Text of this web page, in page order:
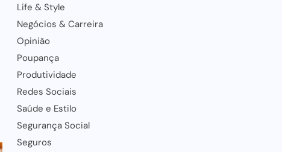
Life & Style
Negócios & Carreira
Opinião
Poupança
Produtividade
Redes Sociais
Saúde e Estilo
Segurança Social
Seguros